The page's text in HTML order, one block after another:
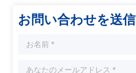
お問い合わせを送信